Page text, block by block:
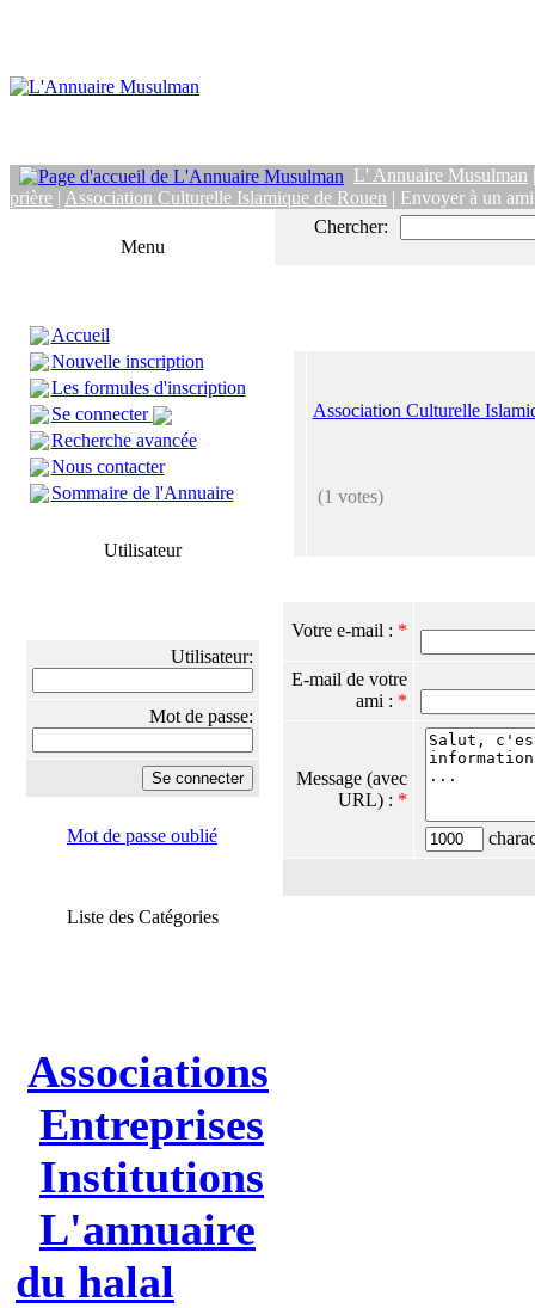
L' Annuaire Musulman
prière | Association Culturelle Islamique de Rouen | Envoyer à un ami
Menu
Accueil
Nouvelle inscription
Les formules d'inscription
Se connecter
Recherche avancée
Nous contacter
Sommaire de l'Annuaire
Utilisateur
Utilisateur:
Mot de passe:
Mot de passe oublié
Liste des Catégories
Associations
Entreprises
Institutions
L'annuaire
du halal
Chercher:
Association Culturelle
(1 votes)
Votre e-mail : *
E-mail de votre
ami : *
Message (avec
URL) : *